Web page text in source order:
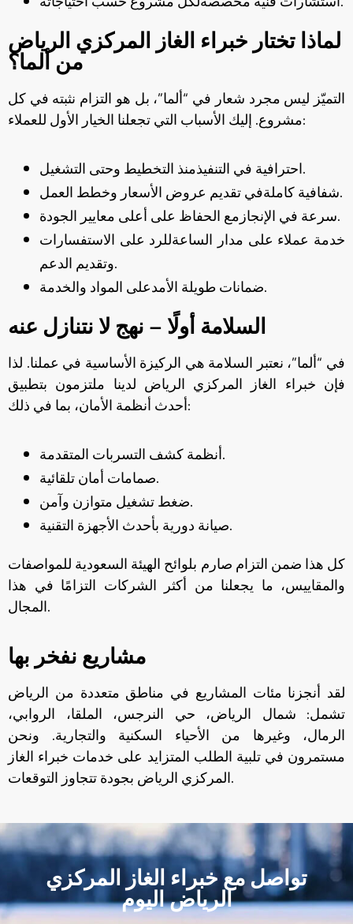
لماذا تختار خبراء الغاز المركزي الرياض
من ألما؟
التميّز ليس مجرد شعار في “ألما”، بل هو التزام نثبته في كل
مشروع. إليك الأسباب التي تجعلنا الخيار الأول للعملاء:
احترافية في التنفيذمنذ التخطيط وحتى التشغيل.
شفافية كاملةفي تقديم عروض الأسعار وخطط العمل.
سرعة في الإنجازمع الحفاظ على أعلى معايير الجودة.
خدمة عملاء على مدار الساعةللرد على الاستفسارات
وتقديم الدعم.
ضمانات طويلة الأمدعلى المواد والخدمة.
السلامة أولًا – نهج لا نتنازل عنه
في “ألما”، نعتبر السلامة هي الركيزة الأساسية في عملنا. لذا
فإن خبراء الغاز المركزي الرياض لدينا ملتزمون بتطبيق
أحدث أنظمة الأمان، بما في ذلك:
أنظمة كشف التسربات المتقدمة.
صمامات أمان تلقائية.
ضغط تشغيل متوازن وآمن.
صيانة دورية بأحدث الأجهزة التقنية.
كل هذا ضمن التزام صارم بلوائح الهيئة السعودية للمواصفات
والمقاييس، ما يجعلنا من أكثر الشركات التزامًا في هذا
المجال.
مشاريع نفخر بها
لقد أنجزنا مئات المشاريع في مناطق متعددة من الرياض
تشمل: شمال الرياض، حي النرجس، الملقا، الروابي،
الرمال، وغيرها من الأحياء السكنية والتجارية. ونحن
مستمرون في تلبية الطلب المتزايد على خدمات خبراء الغاز
المركزي الرياض بجودة تتجاوز التوقعات.
تواصل مع خبراء الغاز المركزي
الرياض اليوم